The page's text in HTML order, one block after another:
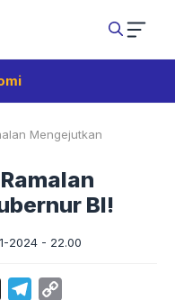
Mengejutkan
BI!
2024 - 22.00
Telegram